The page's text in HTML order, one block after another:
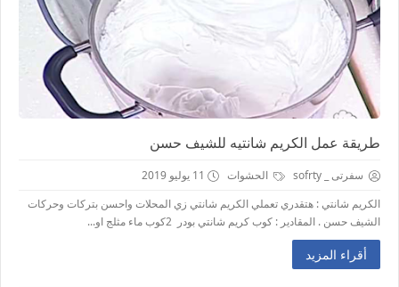
طريقة عمل الكريم شانتيه للشيف حسن
سفرتى _ sofrty الحشوات
11 يوليو 2019
الكريم شانتي : هتقدري تعملي الكريم شانتي زي المحلات واحسن بتركات وحركات
الشيف حسن . المقادير : كوب كريم شانتي بودر 2كوب ماء مثلج او...
أقراء المزيد